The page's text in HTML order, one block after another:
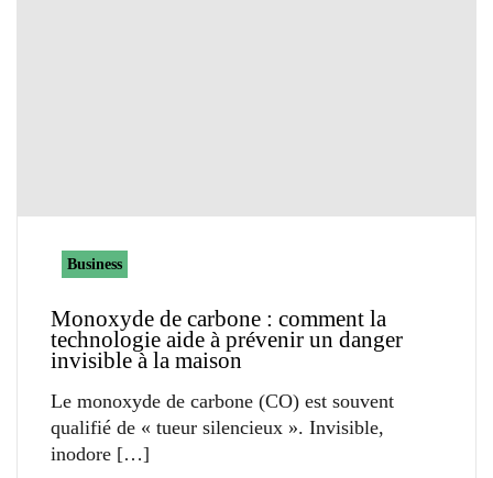
Business
Monoxyde de carbone : comment la
technologie aide à prévenir un danger
invisible à la maison
Le monoxyde de carbone (CO) est souvent
qualifié de « tueur silencieux ». Invisible,
inodore